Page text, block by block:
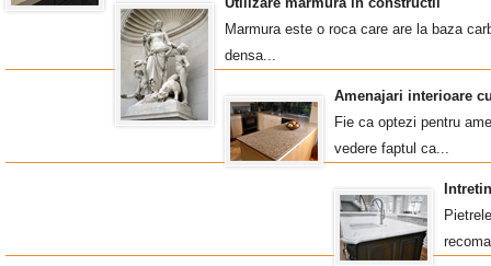
Marmura este o roca care are la baza
densa...
Amenajari interioare
Fie ca optezi pentru
vedere faptul ca...